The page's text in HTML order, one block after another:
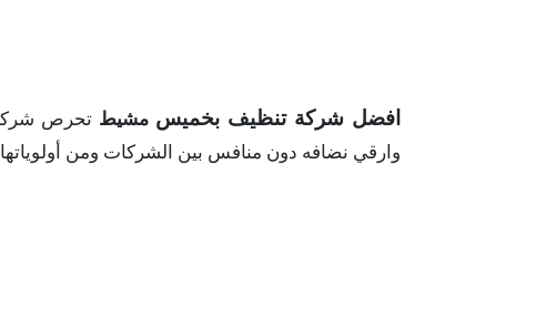
افضل شركة تنظيف بخميس مشيط تحرص
وارقي نضافه دون منافس بين الشركات ومن